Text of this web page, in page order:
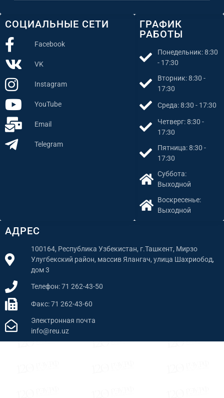
АДРЕС
100164, Республика Узбекистан, г.Ташкент, Мирзо
Улугбекский район, массив Ялангач, улица Шахриобод,
дом 3
Телефон: 71 262-43-50
Факс: 71 262-43-60
Электронная почта
info@reu.uz
ГРАФИК
РАБОТЫ
Понедельник: 8:30
- 17:30
Вторник: 8:30 -
17:30
Среда: 8:30 - 17:30
Четверг: 8:30 -
17:30
Пятница: 8:30 -
17:30
Суббота:
Выходной
Воскресенье:
Выходной
СОЦИАЛЬНЫЕ СЕТИ
Facebook
VK
Instagram
YouTube
Email
Telegram